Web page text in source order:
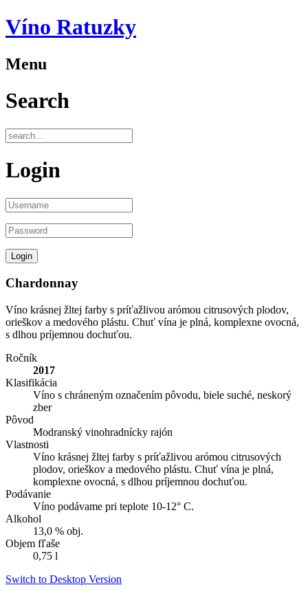
Víno Ratuzky
Menu
Search
Login
Chardonnay
Víno krásnej žltej farby s príťažlivou arómou citrusových plodov,
orieškov a medového plástu. Chuť vína je plná, komplexne ovocná,
s dlhou príjemnou dochuťou.
Ročník
2017
Klasifikácia
Víno s chráneným označením pôvodu, biele suché, neskorý
zber
Pôvod
Modranský vinohradnícky rajón
Vlastnosti
Víno krásnej žltej farby s príťažlivou arómou citrusových
plodov, orieškov a medového plástu. Chuť vína je plná,
komplexne ovocná, s dlhou príjemnou dochuťou.
Podávanie
Víno podávame pri teplote 10-12° C.
Alkohol
13,0 % obj.
Objem fľaše
0,75 l
Switch to Desktop Version